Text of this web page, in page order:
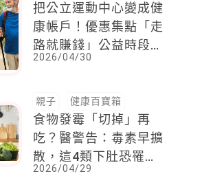
把公立運動中心變成健
康帳戶！優惠集點「走
路就賺錢」公益時段總
整理
2026/04/30
親子 健康百寶箱
食物發霉「切掉」再
吃？醫警告：毒素早擴
散，這4類下肚恐罹肝
癌
2026/04/29